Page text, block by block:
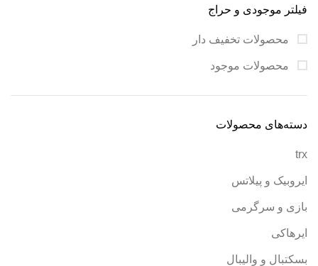
فیلتر موجودی و حراج
محصولات تخفیف دار
محصولات موجود
دسته‌های محصولات
trx
ایروبیک و پیلاتس
بازی و سرگرمی
ایرهاکی
بسکتبال و والیبال